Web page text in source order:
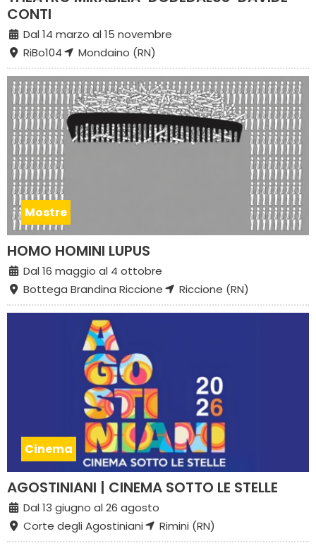
CONTI
Dal 14 marzo al 15 novembre
RiBo104
Mondaino (RN)
Mostre
HOMO HOMINI LUPUS
Dal 16 maggio al 4 ottobre
Bottega Brandina Riccione
Riccione (RN)
Cinema
AGOSTINIANI | CINEMA SOTTO LE STELLE
Dal 13 giugno al 26 agosto
Corte degli Agostiniani
Rimini (RN)